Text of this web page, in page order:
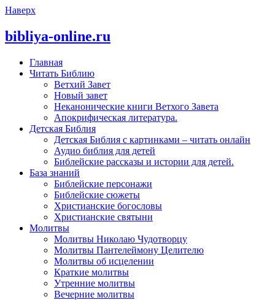
Наверх
bibliya-online.ru
Главная
Читать Библию
Ветхий Завет
Новый завет
Неканонические книги Ветхого Завета
Апокрифическая литература.
Детская Библия
Детская Библия с картинками – читать онлайн
Аудио библия для детей
Библейские рассказы и истории для детей.
База знаний
Библейские персонажи
Библейские сюжеты
Христианские богословы
Христианские святыни
Молитвы
Молитвы Николаю Чудотворцу
Молитвы Пантелеймону Целителю
Молитвы об исцелении
Краткие молитвы
Утренние молитвы
Вечерние молитвы